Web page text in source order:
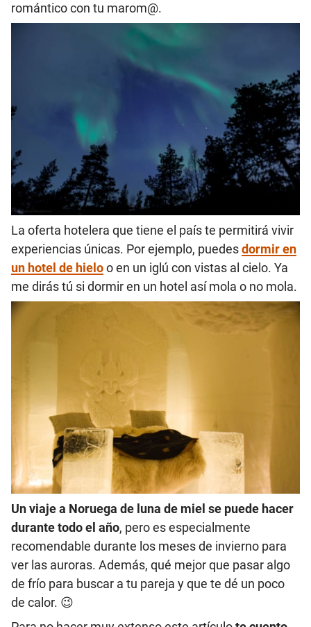
romántico con tu marom@.
La oferta hotelera que tiene el país te permitirá vivir
experiencias únicas. Por ejemplo, puedesdormir en
un hotel de hieloo en un iglú con vistas al cielo. Ya
me dirás tú si dormir en un hotel así mola o no mola.
Un viaje a Noruega de luna de miel se puede hacer
durante todo el año, pero es especialmente
recomendable durante los meses de invierno para
ver las auroras. Además, qué mejor que pasar algo
de frío para buscar a tu pareja y que te dé un poco
de calor. 😉